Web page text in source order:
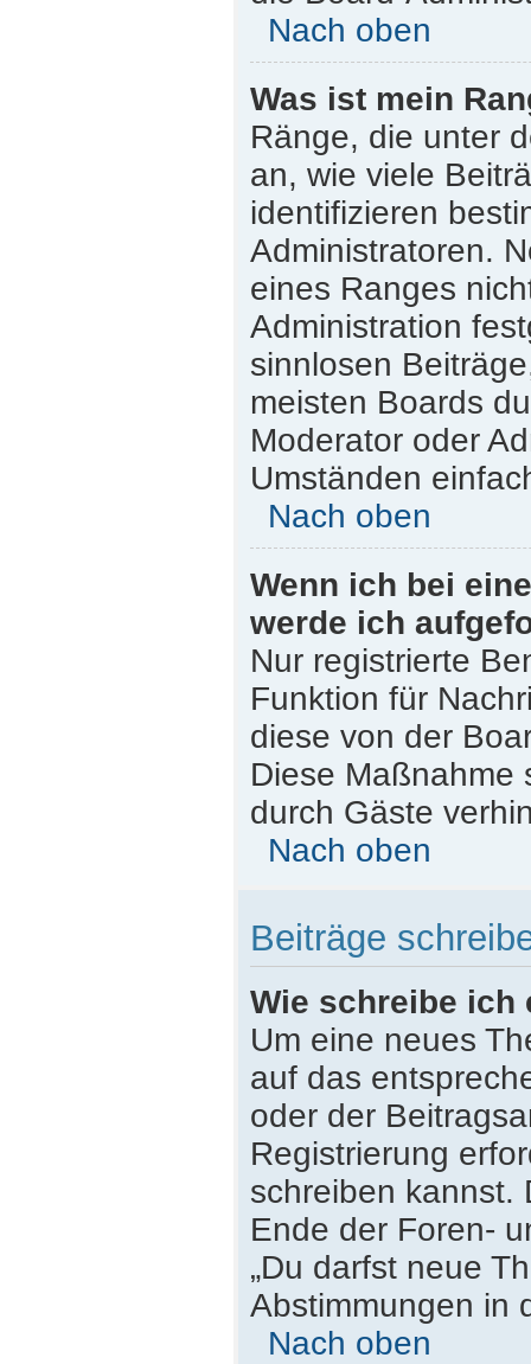
Nach oben
Was ist mein
Ränge, die unter
an, wie viele
identifizieren
Administratoren.
eines Ranges
Administration
sinnlosen
meisten Boards
Moderator oder
Umständen
Nach oben
Wenn ich bei
werde ich
Nur registrierte
Funktion für
diese von der
Diese Maßnahme
durch Gäste
Nach oben
Beiträge
Wie schreibe ich
Um eine neues
auf das
oder der
Registrierung
schreiben kannst.
Ende der Foren-
„Du darfst neue
Abstimmungen in
Nach oben